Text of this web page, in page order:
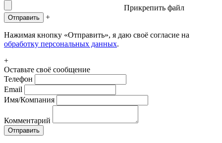
Прикрепить файл
Отправить +
Нажимая кнопку «Отправить», я даю своё согласие на
обработку персональных данных.
+
Оставьте своё сообщение
Телефон
Email
Имя/Компания
Комментарий
Отправить